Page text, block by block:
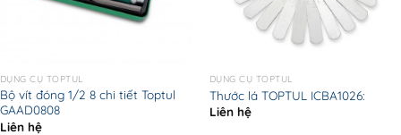
DỤNG CỤ TOPTUL
Bộ vít đóng 1/2 8 chi tiết Toptul
GAAD0808
Liên hệ
DỤNG CỤ TOPTUL
Thước lá TOPTUL ICBA1026:
Liên hệ